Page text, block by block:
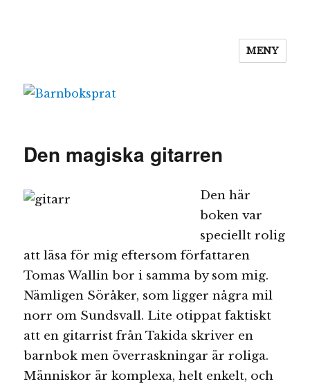
MENY
Den magiska gitarren
Den här
boken var
speciellt rolig
att läsa för mig eftersom författaren
Tomas Wallin bor i samma by som mig.
Nämligen Söråker, som ligger några mil
norr om Sundsvall. Lite otippat faktiskt
att en gitarrist från Takida skriver en
barnbok men överraskningar är roliga.
Människor är komplexa, helt enkelt, och